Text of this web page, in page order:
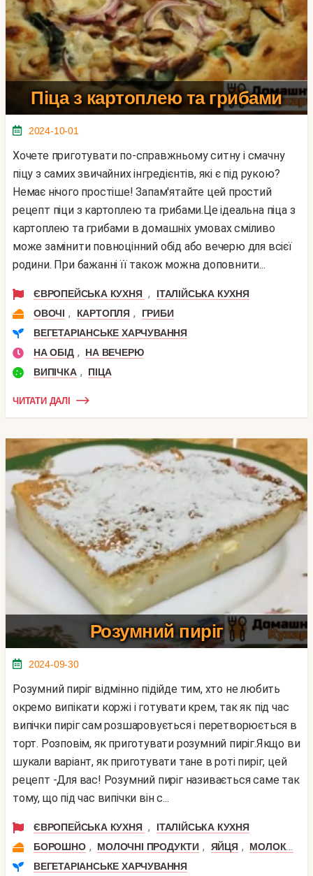
Піца з картоплею та грибами
2024-10-01
Хочете приготувати по-справжньому ситну і смачну
піцу з самих звичайних інгредієнтів, які є під рукою?
Немає нічого простіше! Запам'ятайте цей простий
рецепт піци з картоплею та грибами.Це ідеальна піца з
картоплею та грибами в домашніх умовах сміливо
може замінити повноцінний обід або вечерю для всієї
родини. При бажанні її також можна доповнити...
ЄВРОПЕЙСЬКА КУХНЯ ,
ІТАЛІЙСЬКА КУХНЯ
ОВОЧІ , КАРТОПЛЯ ,
ГРИБИ
ВЕГЕТАРІАНСЬКЕ ХАРЧУВАННЯ
НА ОБІД ,
НА ВЕЧЕРЮ
ВИПІЧКА , ПІЦА
ЧИТАТИ ДАЛІ
Розумний пиріг
2024-09-30
Розумний пиріг відмінно підійде тим, хто не любить
окремо випікати коржі і готувати крем, так як під час
випічки пиріг сам розшаровується і перетворюється в
торт. Розповім, як приготувати розумний пиріг.Якщо ви
шукали варіант, як приготувати тане в роті пиріг, цей
рецепт -Для вас! Розумний пиріг називається саме так
тому, що під час випічки він с...
ЄВРОПЕЙСЬКА КУХНЯ ,
ІТАЛІЙСЬКА КУХНЯ
БОРОШНО , МОЛОЧНІ ПРОДУКТИ , ЯЙЦЯ , МОЛОКО
ВЕГЕТАРІАНСЬКЕ ХАРЧУВАННЯ